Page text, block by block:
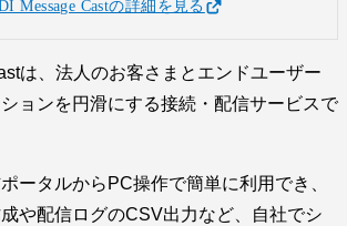
Message Castの詳細を見る
は、法人のお客さまとエンドユーザー
ョンを円滑にする接続・配信サービスで
ータルからPC操作で簡単に利用でき、
や配信ログのCSV出力など、自社でシ